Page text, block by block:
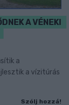
A VÉNEKI
a
a vízitúrás
Szólj hozzá!